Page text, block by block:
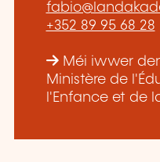
+352 89 95 68 28
Méi iwwer
Ministère de
l'Enfance et de